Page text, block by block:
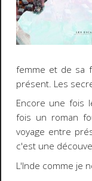
femme et de sa
présent. Les
Encore une fois
fois un roman
voyage entre
c'est une
L'Inde comme je